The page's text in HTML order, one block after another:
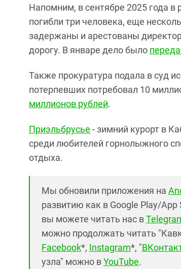
Напомним, в сентябре 2025 года в
погибли три человека, еще
задержаны и арестованы
дорогу. В январе дело было
Также прокуратура подала в суд
потерпевших потребовал 10
миллионов рублей.
Приэльбрусье - зимний курорт в
среди любителей горнолыжного
отдыха.
Мы обновили приложения на
развитию как в Google Play/App
вы можете читать нас в
можно продолжать читать
Facebook*, Instagram*, "
узла" можно вYouTube.